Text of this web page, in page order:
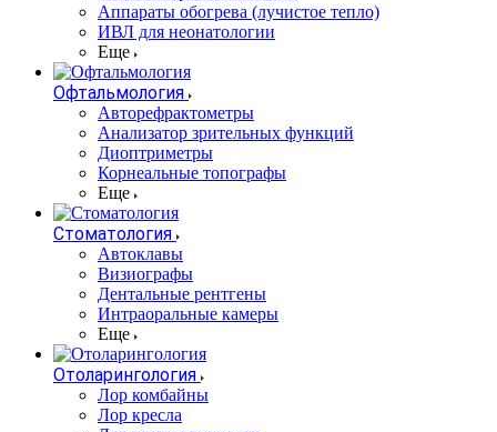
Аппараты обогрева (лучистое тепло)
ИВЛ для неонатологии
Еще
Офтальмология
Авторефрактометры
Анализатор зрительных функций
Диоптриметры
Корнеальные топографы
Еще
Стоматология
Автоклавы
Визиографы
Дентальные рентгены
Интраоральные камеры
Еще
Отоларингология
Лор комбайны
Лор кресла